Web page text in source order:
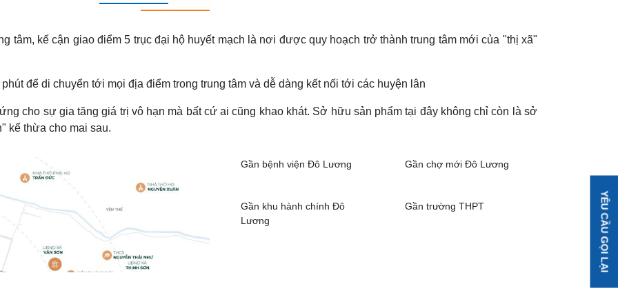
tâm, kế cận giao điểm 5 trục đại hộ huyết mạch là nơi được quy hoạch trở thành trung tâm mới của "thị xã"
để di chuyển tới mọi địa điểm trong trung tâm và dễ dàng kết nối tới các huyện lân
cho sự gia tăng giá trị vô hạn mà bất cứ ai cũng khao khát. Sở hữu sản phẩm tại đây không chỉ còn là sở
kế thừa cho mai sau.
Gần bệnh viện Đô Lương Gần chợ mới Đô Lương
Gần khu hành chính Đô
Lương
Gần trường THPT YÊU CẦU GỌI LẠI